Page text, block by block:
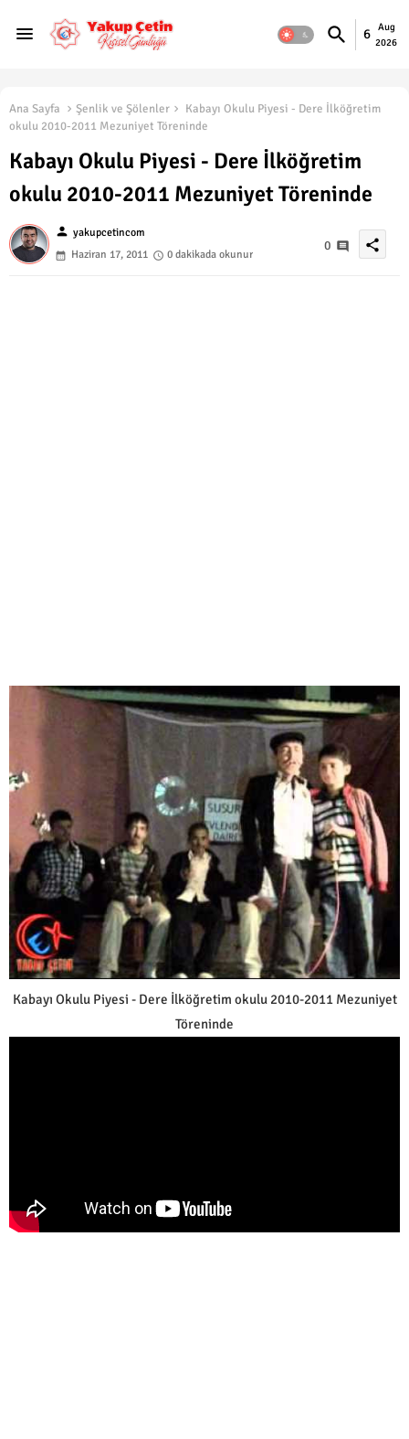
6
Aug
2026
Ana Sayfa Şenlik ve Şölenler
Kabayı Okulu Piyesi - Dere İlköğretim
okulu 2010-2011 Mezuniyet Töreninde
Kabayı Okulu Piyesi - Dere İlköğretim
okulu 2010-2011 Mezuniyet Töreninde
person yakupcetincom
Haziran 17, 2011
0 dakikada okunur
0 share
Kabayı Okulu Piyesi - Dere İlköğretim okulu 2010-2011 Mezuniyet
Töreninde